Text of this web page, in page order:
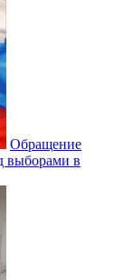
Обращение
выборами в